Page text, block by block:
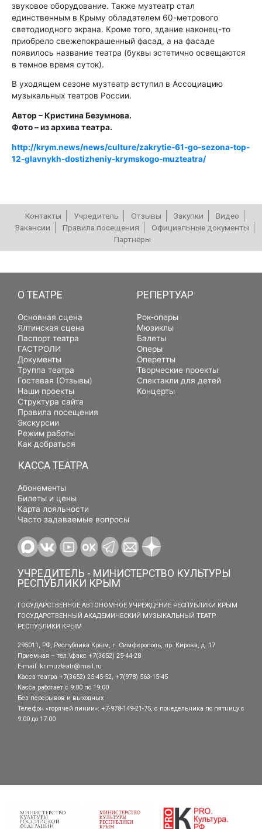
звуковое оборудование. Также музтеатр стал
единственным в Крыму обладателем 60-метрового
светодиодного экрана. Кроме того, здание наконец-то
приобрело свежепокрашенный фасад, а на фасаде
появилось название театра (буквы эстетично освещаются
в темное время суток).
В уходящем сезоне музтеатр вступил в Ассоциацию
музыкальных театров России.
Автор – Кристина Безумнова.
Фото – из архива театра.
http://krym.news/news/culture/zakrytie-61-go-sezona-top-
12-glavnykh-dostizheniy-krymskogo-muzteatra/
Контакты Учредитель Отзывы Закупки
Видео
Вакансии
Правила посещения
Официальные документы
Партнёры
О ТЕАТРЕ
Основная сцена
Ялтинская сцена
Паспорт театра
ГАСТРОЛИ
Документы
Труппа театра
Гостевая (Отзывы)
Наши проекты
Структура сайта
Правила посещения
Экскурсии
Режим работы
Как добраться
РЕПЕРТУАР
Рок-оперы
Мюзиклы
Балеты
Оперы
Оперетты
Творческие проекты
Спектакли для детей
Концерты
КАССА ТЕАТРА
Абонементы
Билеты и цены
Карта лояльности
Часто задаваемые вопросы
УЧРЕДИТЕЛЬ - МИНИСТЕРСТВО КУЛЬТУРЫ
РЕСПУБЛИКИ КРЫМ
ГОСУДАРСТВЕННОЕ АВТОНОМНОЕ УЧРЕЖДЕНИЕ РЕСПУБЛИКИ КРЫМ
ГОСУДАРСТВЕННЫЙ АКАДЕМИЧЕСКИЙ МУЗЫКАЛЬНЫЙ ТЕАТР
РЕСПУБЛИКИ КРЫМ
295011, РФ, Республика Крым, г. Симферополь, пр. Кирова, д. 17
Приемная – тел.\факс +7(3652) 25-44-28
E-mail: kr.muzteatr@mail.ru
Касса театра +7(3652) 25-45-52, +7(978) 563-15-45
Касса работает с 9:00 по 19:00
Без перерывов и выходных
Телефон «горячей линии»: +7-978-149-21-75, с понедельника по пятницу с
9:00 до 17:00